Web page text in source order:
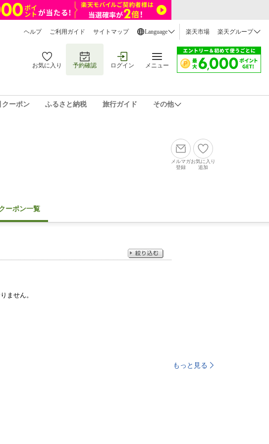
ヘルプ ご利用ガイド サイトマップ Language 楽天市場 楽天グループ
お気に入り 予約確認 ログイン メニュー
クーポン ふるさと納税 旅行ガイド その他
メルマガ
登録
お気に入り
追加
ーポン一覧
ません。
もっと見る